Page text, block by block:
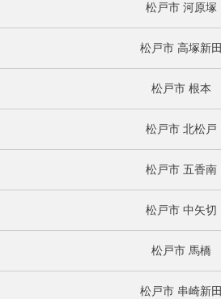
松戸市 河原塚
松戸市 高塚新田
松戸市 根本
松戸市 北松戸
松戸市 五香南
松戸市 中矢切
松戸市 馬橋
松戸市 串崎新田